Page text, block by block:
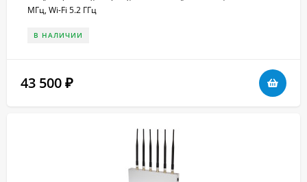
МГц, Wi-Fi 5.2 ГГц
В НАЛИЧИИ
43 500 ₽